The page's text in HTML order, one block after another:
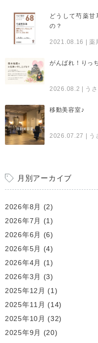
どうして芍薬甘
の？
2021.08.16 | 薬
がんばれ！りっ
2026.08.2 | う
移動美容室♪
2026.07.27 | う
月別アーカイブ
2026年8月
(2)
2026年7月
(1)
2026年6月
(6)
2026年5月
(4)
2026年4月
(1)
2026年3月
(3)
2025年12月 (1)
2025年11月 (14)
2025年10月 (32)
2025年9月
(20)